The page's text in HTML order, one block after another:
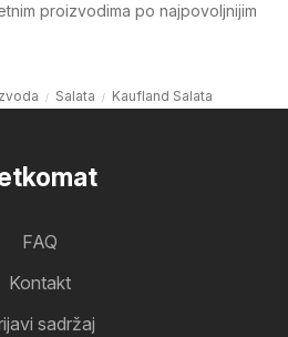
proizvodima po najpovoljnijim
Salata Kaufland Salata
FAQ
Kontakt
sadržaj